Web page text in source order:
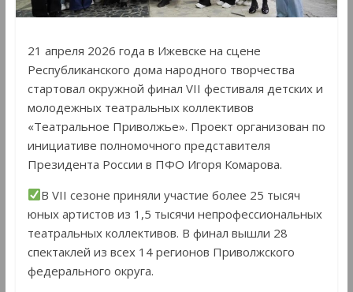
21 апреля 2026 года в Ижевске на сцене
Республиканского дома народного творчества
стартовал окружной финал VII фестиваля детских и
молодежных театральных коллективов
«Театральное Приволжье». Проект организован по
инициативе полномочного представителя
Президента России в ПФО Игоря Комарова.
В VII сезоне приняли участие более 25 тысяч
юных артистов из 1,5 тысячи непрофессиональных
театральных коллективов. В финал вышли 28
спектаклей из всех 14 регионов Приволжского
федерального округа.